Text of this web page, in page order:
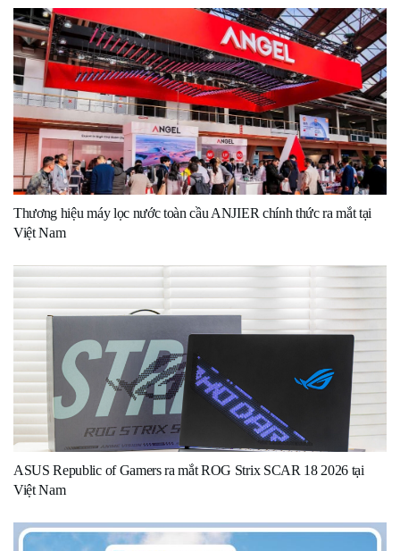
Thương hiệu máy lọc nước toàn cầu ANJIER chính thức ra mắt tại
Việt Nam
ASUS Republic of Gamers ra mắt ROG Strix SCAR 18 2026 tại
Việt Nam